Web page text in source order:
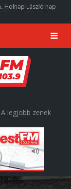
Holnap László nap
legjobb zenek